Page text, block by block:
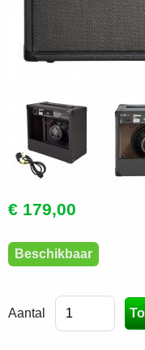
€ 179,00
Beschikbaar
Aantal